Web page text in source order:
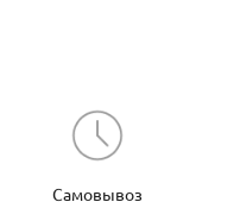
Самовывоз